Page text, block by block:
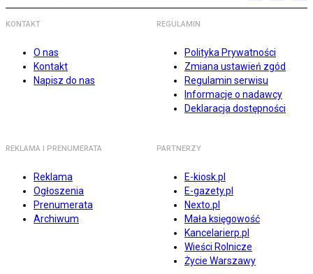
KONTAKT
O nas
Kontakt
Napisz do nas
REGULAMIN
Polityka Prywatności
Zmiana ustawień zgód
Regulamin serwisu
Informacje o nadawcy
Deklaracja dostępności
REKLAMA I PRENUMERATA
Reklama
Ogłoszenia
Prenumerata
Archiwum
PARTNERZY
E-kiosk.pl
E-gazety.pl
Nexto.pl
Mała księgowość
Kancelarierp.pl
Wieści Rolnicze
Życie Warszawy